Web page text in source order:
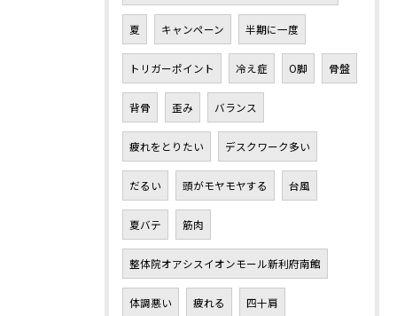
夏 キャンペーン 半期に一度
トリガーポイント 冷え症 O脚 骨盤
背骨 歪み バランス
疲れをとりたい デスクワーク多い
だるい 頭がモヤモヤする 台風
夏バテ 筋肉
整体院オアシスイオンモール新利府南館
体調悪い 疲れる 四十肩